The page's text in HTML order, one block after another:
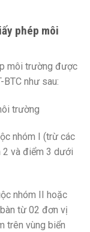
phép môi
môi trường được
như sau:
trường
nhóm I (trừ các
và điểm 3 dưới
nhóm II hoặc
từ 02 đơn vị
trên vùng biển